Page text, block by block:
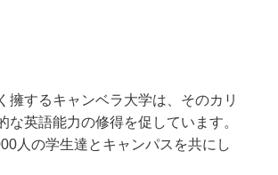
するキャンベラ大学は、そのカリ
英語能力の修得を促しています。
人の学生達とキャンパスを共にし